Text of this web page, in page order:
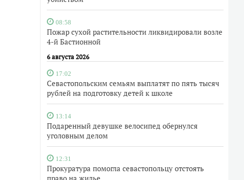
08:58
Пожар сухой растительности ликвидировали возле
4-й Бастионной
6 августа 2026
17:02
Севастопольским семьям выплатят по пять тысяч
рублей на подготовку детей к школе
13:14
Подаренный девушке велосипед обернулся
уголовным делом
12:31
Прокуратура помогла севастопольцу отстоять
право на жилье